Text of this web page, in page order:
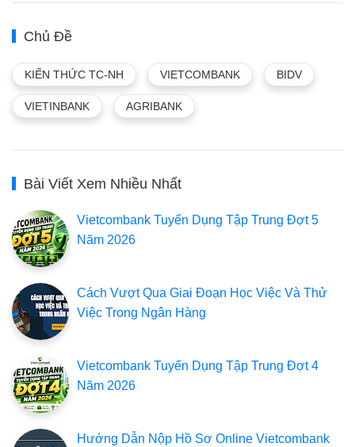
Chủ Đề
KIẾN THỨC TC-NH VIETCOMBANK BIDV
VIETINBANK AGRIBANK
Bài Viết Xem Nhiều Nhất
Vietcombank Tuyển Dụng Tập Trung Đợt 5
Năm 2026
Cách Vượt Qua Giai Đoạn Học Việc Và Thử
Việc Trong Ngân Hàng
Vietcombank Tuyển Dụng Tập Trung Đợt 4
Năm 2026
Hướng Dẫn Nộp Hồ Sơ Online Vietcombank